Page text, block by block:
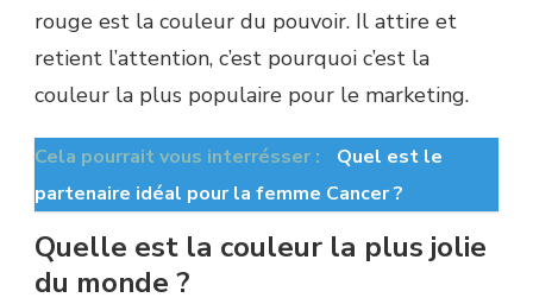
rouge est la couleur du pouvoir. Il attire et
retient l’attention, c’est pourquoi c’est la
couleur la plus populaire pour le marketing.
Cela pourrait vous interrésser :
Quel est le
partenaire idéal pour la femme Cancer ?
Quelle est la couleur la plus jolie
du monde ?